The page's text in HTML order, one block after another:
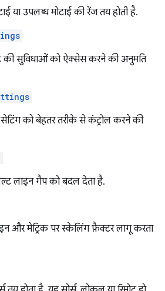
या उपलब्ध मोटाई की रेंज तय होती है.
की सुविधाओं को ऐक्सेस करने की अनुमति
को बेहतर तरीके से कंट्रोल करने की
लाइन गैप को बदल देता है.
और मेट्रिक पर स्केलिंग फ़ैक्टर लागू करता